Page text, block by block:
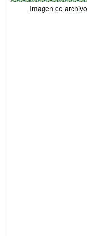
Imagen de archivo